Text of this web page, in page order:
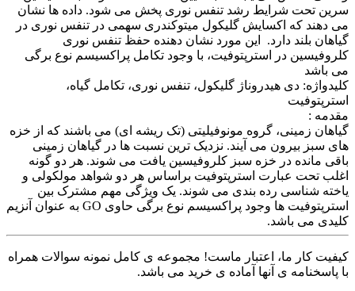
سرین تحت شرایط رشد تنفس نوری پخش می شود. داده ها نشان
می دهند که اکسایش گلیکول میتوکندری سهمی در تنفس نوری در
گیاهان بلند دارد. این مورد نشان دهنده حفظ تنفس نوری
کلروفیسین در استرپتوفیت، با وجود تکامل پراکسیسم نوع برگی
می باشد
کلیدواژه: دی هیدروناژ گلیکول، تنفس نوری، تکامل گیاه،
استرپتوفیت
مقدمه :
گیاهان زمینی، گروه مونوفیلیتی (تک ریشه ای) می باشند که از خزه
های سبز بیرون می آیند. نزدیک ترین نسبت ها در گیاهان زمینی
باقی مانده در خزه سبز کلروفیسین یافت می شوند. هر دو گونه
اغلب تحت عبارت استرپتوفیت براساس هر دو شواهد مولکولی و
یاخته شناسی رده بندی می شوند. یک ویژگی مهم مشترک بین
استرپتوفیت ها وجود پراکسیسم نوع برگی حاوی GO به عنوان آنزیم
کلیدی می باشد.
کیفیت کار ما، اعتبار ماست! مجموعه ی کامل نمونه سوالات همراه
با پاسخنامه ی آنها آماده ی خرید می باشد.